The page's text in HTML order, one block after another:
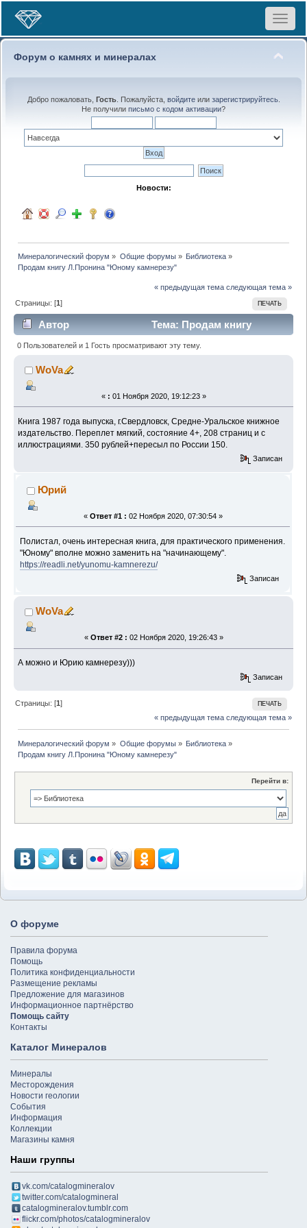
Toggle
Форум о камнях и минералах
Добро пожаловать, Гость. Пожалуйста, войдитеили зарегистрируйтесь.
Не получили письмо с кодом активации?
Новости:
Минералогический форум » Общие форумы» Библиотека»
Продам книгу Л.Пронина "Юному камнерезу"
« предыдущая тема следующая тема »
ПЕЧАТЬ
Страницы: [1]
Автор
Тема: Продам книгу
Л.Пронина "Юному камнерезу" (Прочитано 5650
раз)
0 Пользователей и 1 Гость просматривают эту тему.
WoVa
« : 01 Ноября 2020, 19:12:23 »
Книга 1987 года выпуска, г.Свердловск, Средне-Уральское книжное
издательство. Переплет мягкий, состояние 4+, 208 страниц и с
иллюстрациями. 350 рублей+пересыл по России 150.
Записан
Юрий
« Ответ #1 : 02 Ноября 2020, 07:30:54 »
Полистал, очень интересная книга, для практического применения.
"Юному" вполне можно заменить на "начинающему".
https://readli.net/yunomu-kamnerezu/
Записан
WoVa
« Ответ #2 : 02 Ноября 2020, 19:26:43 »
А можно и Юрию камнерезу)))
Записан
ПЕЧАТЬ
Страницы: [1]
« предыдущая тема следующая тема »
Минералогический форум » Общие форумы» Библиотека»
Продам книгу Л.Пронина "Юному камнерезу"
Перейти в:
О форуме
Правила форума
Помощь
Политика конфиденциальности
Размещение рекламы
Предложение для магазинов
Информационное партнёрство
Помощь сайту
Контакты
Каталог Минералов
Минералы
Месторождения
Новости геологии
События
Информация
Коллекции
Магазины камня
Наши группы
vk.com/catalogmineralov
twitter.com/catalogmineral
catalogmineralov.tumblr.com
flickr.com/photos/catalogmineralov